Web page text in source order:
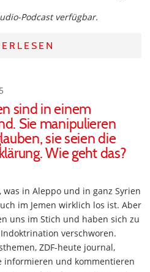
Podcast verfügbar.
sind in einem
Sie manipulieren
sie seien die
Wie geht das?
in Aleppo und in ganz Syrien
im Jemen wirklich los ist. Aber
uns im Stich und haben sich zu
verschworen.
ZDF-heute journal,
informieren und kommentieren